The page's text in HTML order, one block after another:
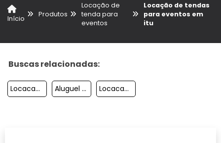
Início
Produtos
Locação de
tenda para
eventos
Locação de tendas
para eventos em
itu
Buscas relacionadas:
Locacao De Tendas Piramidal Aluguel De Tendas Em Campinas Locacao De Tendas Para Eventos Em Itu